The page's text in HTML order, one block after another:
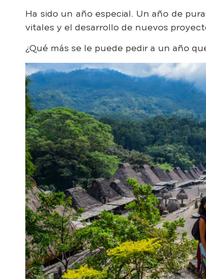
Ha sido un año especial. Un año de
vitales y el desarrollo de nuevos
¿Qué más se le puede pedir a un año